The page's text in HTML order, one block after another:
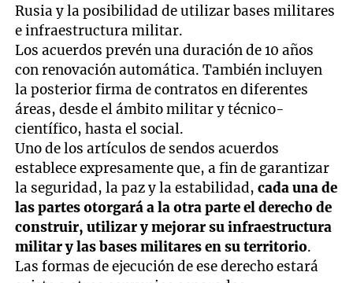
48
seconds
Rusia y la posibilidad de utilizar bases militares
e infraestructura militar.
Los acuerdos prevén una duración de 10 años
con renovación automática. También incluyen
la posterior firma de contratos en diferentes
áreas, desde el ámbito militar y técnico-
científico, hasta el social.
Uno de los artículos de sendos acuerdos
establece expresamente que, a fin de garantizar
la seguridad, la paz y la estabilidad,cada una de
las partes otorgará a la otra parte el derecho de
construir, utilizar y mejorar su infraestructura
militar y las bases militares en su territorio.
Las formas de ejecución de ese derecho estará